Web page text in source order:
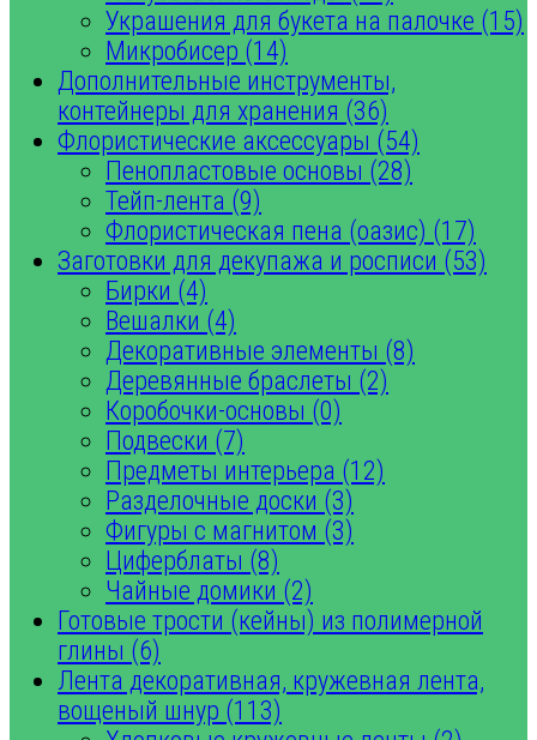
Украшения для букета на палочке (15)
Микробисер (14)
Дополнительные инструменты,
контейнеры для хранения (36)
Флористические аксессуары (54)
Пенопластовые основы (28)
Тейп-лента (9)
Флористическая пена (оазис) (17)
Заготовки для декупажа и росписи (53)
Бирки (4)
Вешалки (4)
Декоративные элементы (8)
Деревянные браслеты (2)
Коробочки-основы (0)
Подвески (7)
Предметы интерьера (12)
Разделочные доски (3)
Фигуры с магнитом (3)
Циферблаты (8)
Чайные домики (2)
Готовые трости (кейны) из полимерной
глины (6)
Лента декоративная, кружевная лента,
вощеный шнур (113)